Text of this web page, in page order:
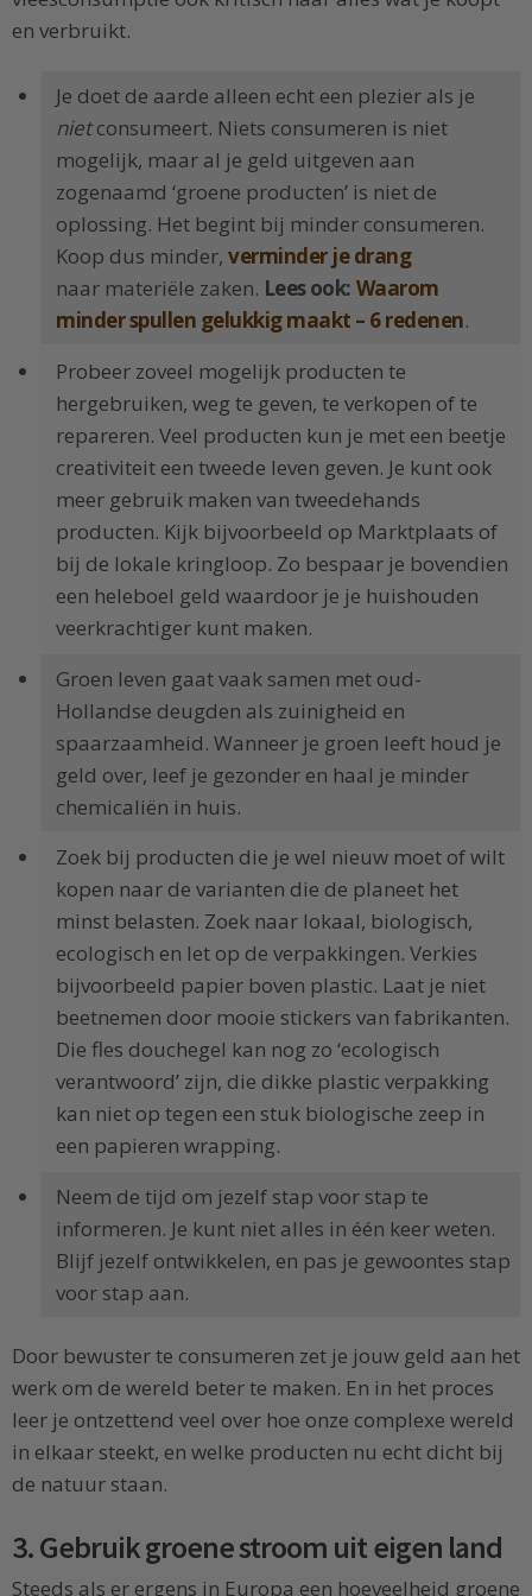
en verbruikt.
Je doet de aarde alleen echt een plezier als je
nietconsumeert. Niets consumeren is niet
mogelijk, maar al je geld uitgeven aan
zogenaamd ‘groene producten’ is niet de
oplossing. Het begint bij minder consumeren.
Koop dus minder, verminder je drang
naar materiële zaken. Lees ook: Waarom
minder spullen gelukkig maakt – 6 redenen.
Probeer zoveel mogelijk producten te
hergebruiken, weg te geven, te verkopen of te
repareren. Veel producten kun je met een beetje
creativiteit een tweede leven geven. Je kunt ook
meer gebruik maken van tweedehands
producten. Kijk bijvoorbeeld op Marktplaats of
bij de lokale kringloop. Zo bespaar je bovendien
een heleboel geld waardoor je je huishouden
veerkrachtiger kunt maken.
Groen leven gaat vaak samen met oud-
Hollandse deugden als zuinigheid en
spaarzaamheid. Wanneer je groen leeft houd je
geld over, leef je gezonder en haal je minder
chemicaliën in huis.
Zoek bij producten die je wel nieuw moet of wilt
kopen naar de varianten die de planeet het
minst belasten. Zoek naar lokaal, biologisch,
ecologisch en let op de verpakkingen. Verkies
bijvoorbeeld papier boven plastic. Laat je niet
beetnemen door mooie stickers van fabrikanten.
Die fles douchegel kan nog zo ‘ecologisch
verantwoord’ zijn, die dikke plastic verpakking
kan niet op tegen een stuk biologische zeep in
een papieren wrapping.
Neem de tijd om jezelf stap voor stap te
informeren. Je kunt niet alles in één keer weten.
Blijf jezelf ontwikkelen, en pas je gewoontes stap
voor stap aan.
Door bewuster te consumeren zet je jouw geld aan het
werk om de wereld beter te maken. En in het proces
leer je ontzettend veel over hoe onze complexe wereld
in elkaar steekt, en welke producten nu echt dicht bij
de natuur staan.
3. Gebruik groene stroom uit eigen land
Steeds als er ergens in Europa een hoeveelheid groene